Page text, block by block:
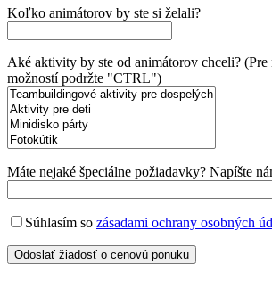
Koľko animátorov by ste si želali?
Aké aktivity by ste od animátorov chceli? (Pre
možností podržte "CTRL")
Máte nejaké špeciálne požiadavky? Napíšte
Súhlasím so zásadami ochrany osobných